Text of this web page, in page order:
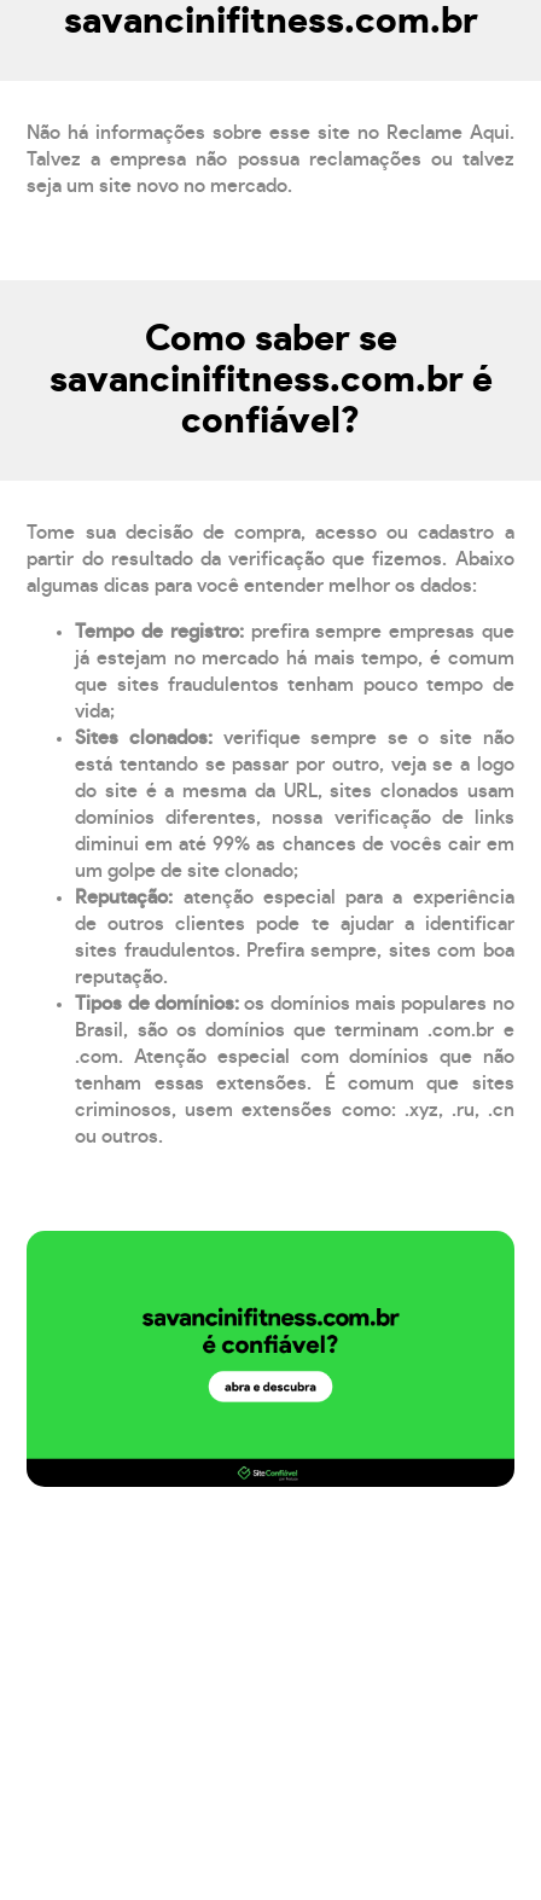
savancinifitness.com.br
Não há informações sobre esse site no Reclame Aqui.
Talvez a empresa não possua reclamações ou talvez
seja um site novo no mercado.
Como saber se
savancinifitness.com.br é
confiável?
Tome sua decisão de compra, acesso ou cadastro a
partir do resultado da verificação que fizemos. Abaixo
algumas dicas para você entender melhor os dados:
Tempo de registro: prefira sempre empresas que
já estejam no mercado há mais tempo, é comum
que sites fraudulentos tenham pouco tempo de
vida;
Sites clonados: verifique sempre se o site não
está tentando se passar por outro, veja se a logo
do site é a mesma da URL, sites clonados usam
domínios diferentes, nossa verificação de links
diminui em até 99% as chances de vocês cair em
um golpe de site clonado;
Reputação: atenção especial para a experiência
de outros clientes pode te ajudar a identificar
sites fraudulentos. Prefira sempre, sites com boa
reputação.
Tipos de domínios:os domínios mais populares no
Brasil, são os domínios que terminam .com.br e
.com. Atenção especial com domínios que não
tenham essas extensões. É comum que sites
criminosos, usem extensões como: .xyz, .ru, .cn
ou outros.